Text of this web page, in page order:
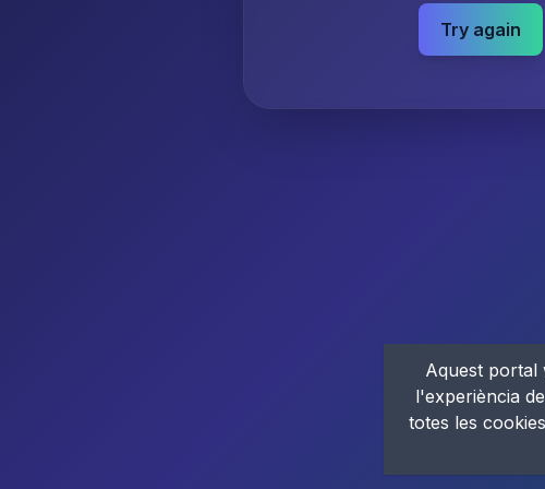
Try again
Aquest portal
l'experiència
totes les